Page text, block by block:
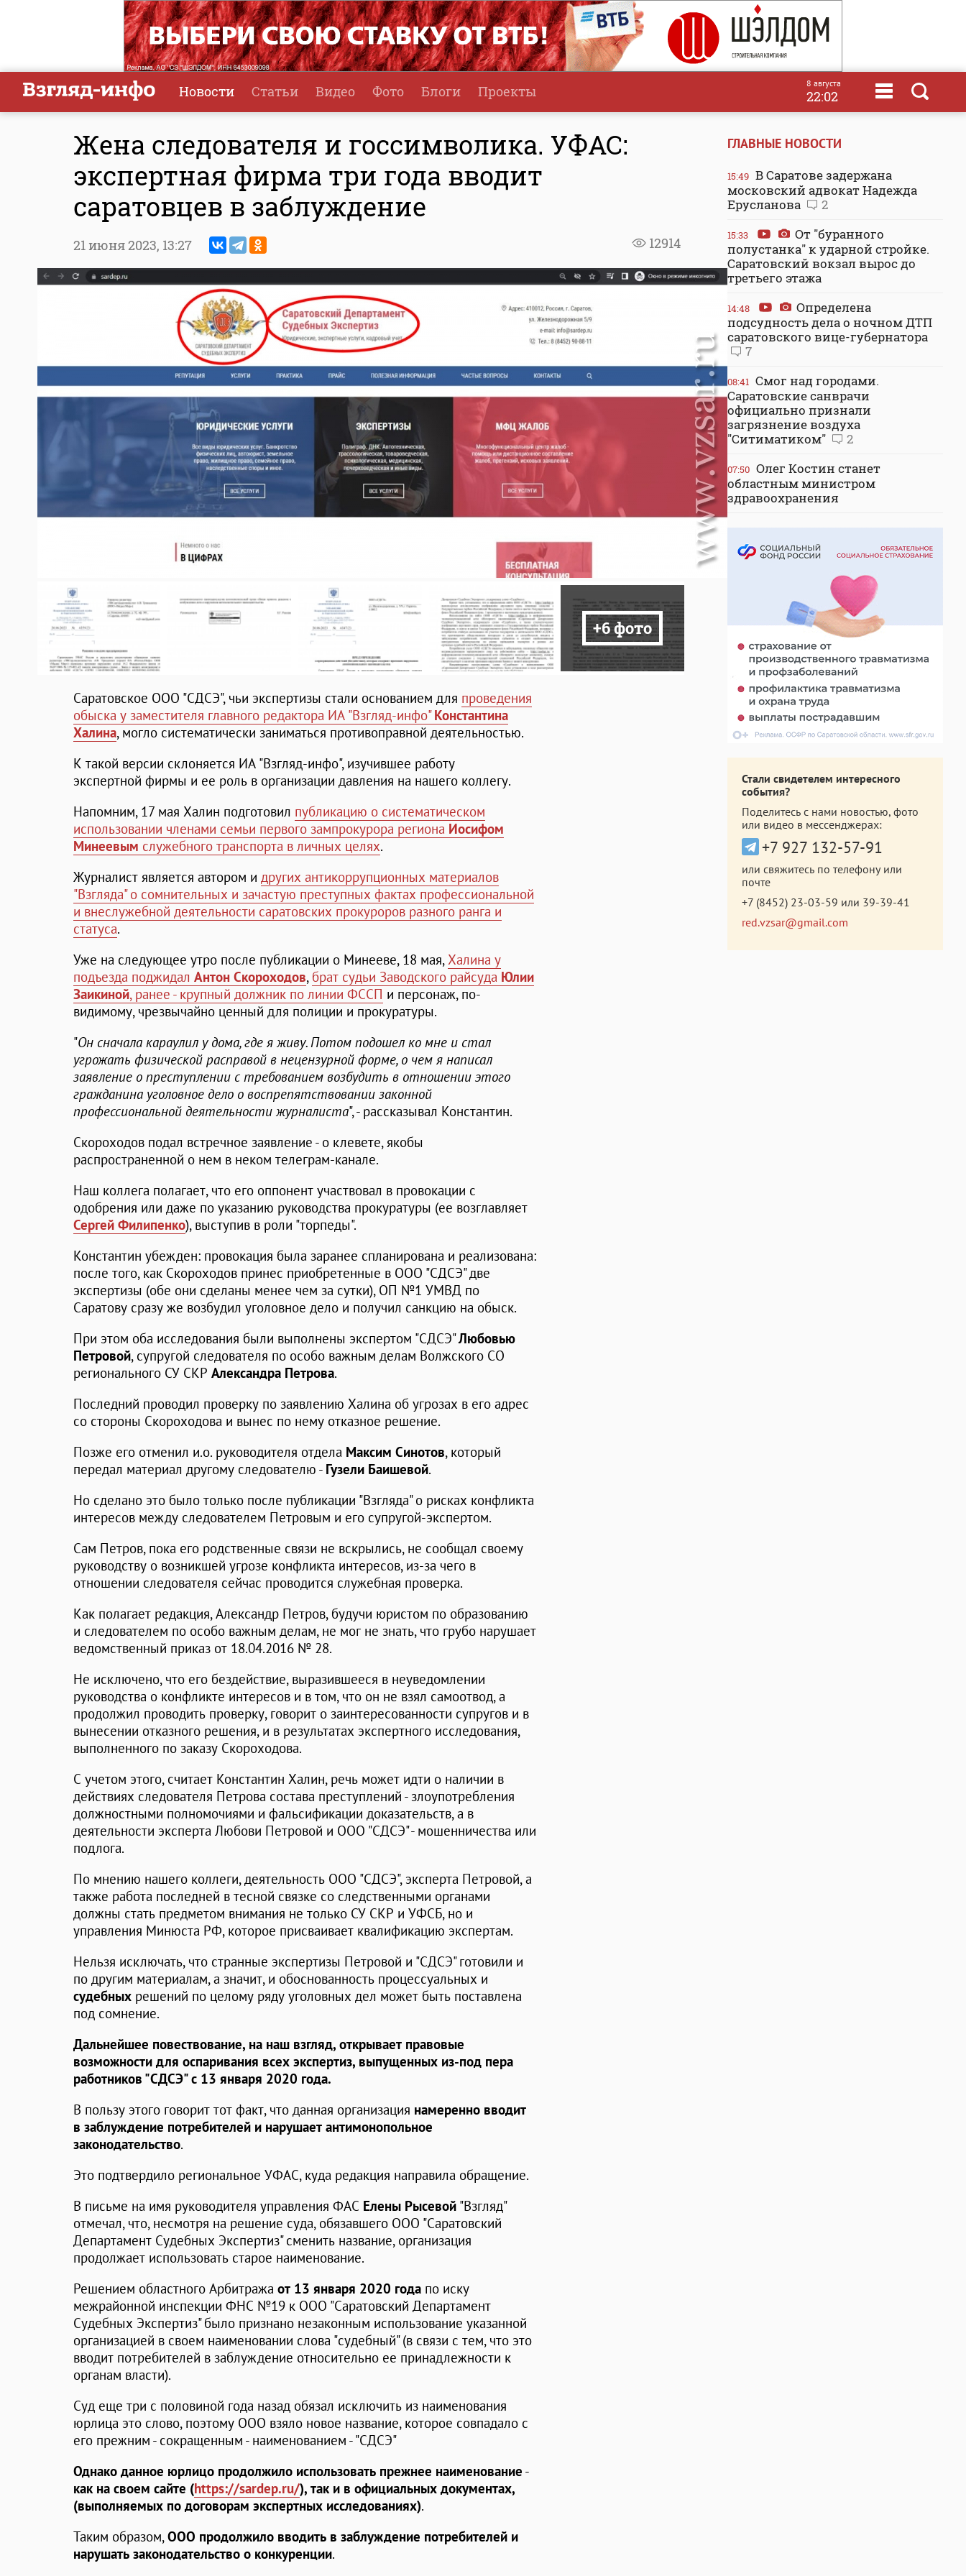
Новости Статьи Видео Фото Блоги Проекты 8 августа
22:02
Жена следователя и госсимволика. УФАС:
экспертная фирма три года вводит
саратовцев в заблуждение
12914
21 июня 2023, 13:27
+6 фото
Саратовское ООО "СДСЭ", чьи экспертизы стали основанием для проведения
обыска у заместителя главного редактора ИА "Взгляд-инфо"Константина
Халина, могло систематически заниматься противоправной деятельностью.
К такой версии склоняется ИА "Взгляд-инфо", изучившее работу
экспертной фирмы и ее роль в организации давления на нашего коллегу.
Напомним, 17 мая Халин подготовил публикацию о систематическом
использовании членами семьи первого зампрокурора региона Иосифом
Минеевым служебного транспорта в личных целях.
Журналист является автором и других антикоррупционных материалов
"Взгляда" о сомнительных и зачастую преступных фактах профессиональной
и внеслужебной деятельности саратовских прокуроров разного ранга и
статуса.
Уже на следующее утро после публикации о Минееве, 18 мая,Халина у
подъезда поджидал Антон Скороходов, брат судьи Заводского райсуда Юлии
Заикиной, ранее - крупный должник по линии ФССП и персонаж, по-
видимому, чрезвычайно ценный для полиции и прокуратуры.
"Он сначала караулил у дома, где я живу. Потом подошел ко мне и стал
угрожать физической расправой в нецензурной форме, о чем я написал
заявление о преступлении с требованием возбудить в отношении этого
гражданина уголовное дело о воспрепятствовании законной
профессиональной деятельности журналиста", - рассказывал Константин.
Скороходов подал встречное заявление - о клевете, якобы
распространенной о нем в неком телеграм-канале.
Наш коллега полагает, что его оппонент участвовал в провокации с
одобрения или даже по указанию руководства прокуратуры (ее возглавляет
Сергей Филипенко), выступив в роли "торпеды".
Константин убежден: провокация была заранее спланирована и реализована:
после того, как Скороходов принес приобретенные в ООО "СДСЭ" две
экспертизы (обе они сделаны менее чем за сутки), ОП №1 УМВД по
Саратову сразу же возбудил уголовное дело и получил санкцию на обыск.
При этом оба исследования были выполнены экспертом "СДСЭ"Любовью
Петровой, супругой следователя по особо важным делам Волжского СО
регионального СУ СКР Александра Петрова.
Последний проводил проверку по заявлению Халина об угрозах в его адрес
со стороны Скороходова и вынес по нему отказное решение.
Позже его отменил и.о. руководителя отдела Максим Синотов, который
передал материал другому следователю - Гузели Баишевой.
Но сделано это было только после публикации "Взгляда" о рисках конфликта
интересов между следователем Петровым и его супругой-экспертом.
Сам Петров, пока его родственные связи не вскрылись, не сообщал своему
руководству о возникшей угрозе конфликта интересов, из-за чего в
отношении следователя сейчас проводится служебная проверка.
Как полагает редакция, Александр Петров, будучи юристом по образованию
и следователем по особо важным делам, не мог не знать, что грубо нарушает
ведомственный приказ от 18.04.2016 № 28.
Не исключено, что его бездействие, выразившееся в неуведомлении
руководства о конфликте интересов и в том, что он не взял самоотвод, а
продолжил проводить проверку, говорит о заинтересованности супругов и в
вынесении отказного решения, и в результатах экспертного исследования,
выполненного по заказу Скороходова.
С учетом этого, считает Константин Халин, речь может идти о наличии в
действиях следователя Петрова состава преступлений - злоупотребления
должностными полномочиями и фальсификации доказательств, а в
деятельности эксперта Любови Петровой и ООО "СДСЭ" - мошенничества или
подлога.
По мнению нашего коллеги, деятельность ООО "СДСЭ", эксперта Петровой, а
также работа последней в тесной связке со следственными органами
должны стать предметом внимания не только СУ СКР и УФСБ, но и
управления Минюста РФ, которое присваивает квалификацию экспертам.
Нельзя исключать, что странные экспертизы Петровой и "СДСЭ" готовили и
по другим материалам, а значит, и обоснованность процессуальных и
судебных решений по целому ряду уголовных дел может быть поставлена
под сомнение.
Дальнейшее повествование, на наш взгляд, открывает правовые
возможности для оспаривания всех экспертиз, выпущенных из-под пера
работников "СДСЭ" с 13 января 2020 года.
В пользу этого говорит тот факт, что данная организация намеренно вводит
в заблуждение потребителей и нарушает антимонопольное
законодательство.
Это подтвердило региональное УФАС, куда редакция направила обращение.
В письме на имя руководителя управления ФАС Елены Рысевой "Взгляд"
отмечал, что, несмотря на решение суда, обязавшего ООО "Саратовский
Департамент Судебных Экспертиз" сменить название, организация
продолжает использовать старое наименование.
Решением областного Арбитража от 13 января 2020 года по иску
межрайонной инспекции ФНС №19 к ООО "Саратовский Департамент
Судебных Экспертиз" было признано незаконным использование указанной
организацией в своем наименовании слова "судебный" (в связи с тем, что это
вводит потребителей в заблуждение относительно ее принадлежности к
органам власти).
Суд еще три с половиной года назад обязал исключить из наименования
юрлица это слово, поэтому ООО взяло новое название, которое совпадало с
его прежним - сокращенным - наименованием - "СДСЭ"
Однако данное юрлицо продолжило использовать прежнее наименование -
как на своем сайте (https://sardep.ru/), так и в официальных документах,
(выполняемых по договорам экспертных исследованиях).
Таким образом,ООО продолжило вводить в заблуждение потребителей и
нарушать законодательство о конкуренции.
ГЛАВНЫЕ НОВОСТИ
15:49 В Саратове задержана
московский адвокат Надежда
Ерусланова
2
15:33
От "буранного
полустанка" к ударной стройке.
Саратовский вокзал вырос до
третьего этажа
14:48
Определена
подсудность дела о ночном ДТП
саратовского вице-губернатора
7
08:41 Смог над городами.
Саратовские санврачи
официально признали
загрязнение воздуха
"Ситиматиком"
2
07:50 Олег Костин станет
областным министром
здравоохранения
Стали свидетелем интересного
события?
Поделитесь с нами новостью, фото
или видео в мессенджерах:
+7 927 132-57-91
или свяжитесь по телефону или
почте
+7 (8452) 23-03-59 или 39-39-41
red.vzsar@gmail.com